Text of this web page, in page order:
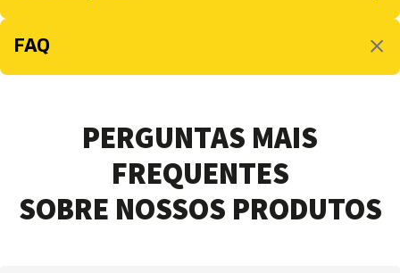
FAQ
PERGUNTAS MAIS
FREQUENTES
SOBRE NOSSOS PRODUTOS